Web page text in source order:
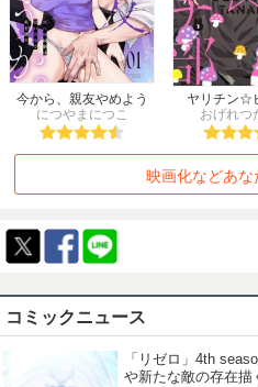
2003年冬
2003年春
2002年冬
2002年春
2001年冬
2001年春
2000年
1999年
1996年
1995年
1992年
1991年
1987年
1980年
1976年
1968年
今から、親友やめよう
か。～腐れ縁同僚は甘い
快楽で私を壊す～
につやまにつこ
ヤリチン☆
おげれつ
映画化などあな
コミックニュース
「リゼロ」4th
や新たな敵の存在描